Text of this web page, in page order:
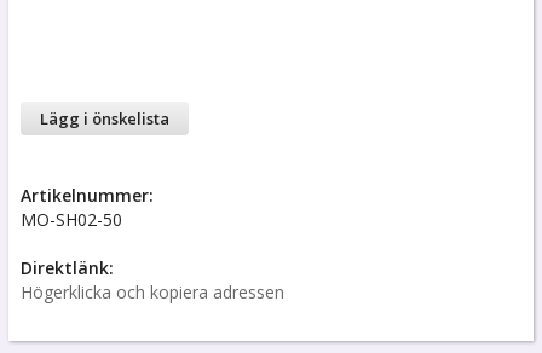
Lägg i önskelista
Artikelnummer:
MO-SH02-50
Direktlänk:
Högerklicka och kopiera adressen